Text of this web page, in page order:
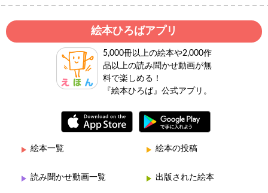
絵本ひろばアプリ
5,000冊以上の絵本や2,000作
品以上の読み聞かせ動画が無
料で楽しめる！
『絵本ひろば』公式アプリ。
絵本一覧 絵本の投稿
読み聞かせ動画一覧 出版された絵本